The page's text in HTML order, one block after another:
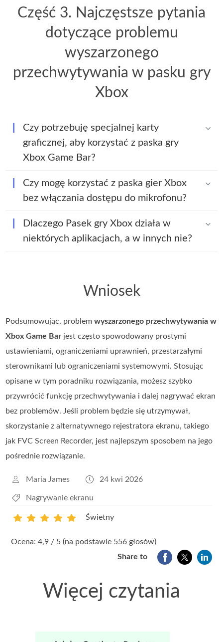
Część 3. Najczęstsze pytania
dotyczące problemu
wyszarzonego
przechwytywania w pasku gry
Xbox
Czy potrzebuję specjalnej karty
graficznej, aby korzystać z paska gry
Xbox Game Bar?
Czy mogę korzystać z paska gier Xbox
bez włączania dostępu do mikrofonu?
Dlaczego Pasek gry Xbox działa w
niektórych aplikacjach, a w innych nie?
Wniosek
Podsumowując, problemwyszarzonego przechwytywania w
Xbox Game Bar jest często spowodowany prostymi
ustawieniami, ograniczeniami uprawnień, przestarzałymi
sterownikami lub ograniczeniami systemowymi. Stosując
opisane w tym poradniku rozwiązania, możesz szybko
przywrócić funkcję przechwytywania i dalej nagrywać ekran
bez problemów. Jeśli problem będzie się utrzymywał,
skorzystanie z alternatywnego rejestratora ekranu, takiego
jak FVC Screen Recorder, jest najlepszym sposobem na jego
pośrednie rozwiązanie.
Maria James 24 kwi 2026
Nagrywanie ekranu
Świetny
Ocena: 4,9 / 5 (na podstawie 556 głosów)
Share to
Więcej czytania